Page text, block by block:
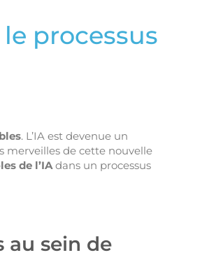
processus
. L’IA est devenue un
merveilles de cette nouvelle
de l’IAdans un processus
au sein de